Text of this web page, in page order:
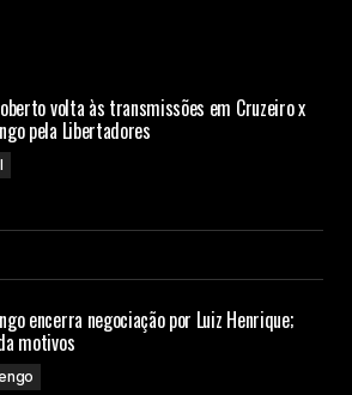
volta às transmissões em Cruzeiro x
pela Libertadores
encerra negociação por Luiz Henrique;
motivos